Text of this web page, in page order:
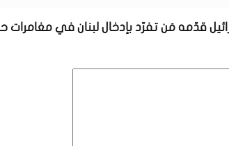
قدّمه مَن تفرّد بإدخال لبنان في مغامرات